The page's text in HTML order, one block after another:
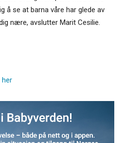
å se at barna våre har glede av
nære, avslutter Marit Cesilie.
her